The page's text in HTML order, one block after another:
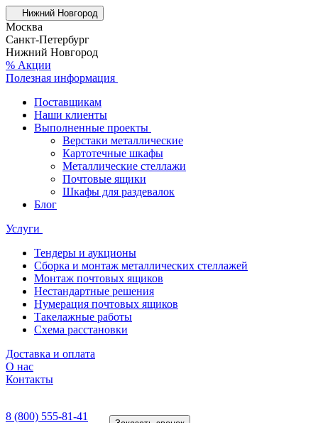
Нижний Новгород
Москва
Санкт-Петербург
Нижний Новгород
% Акции
Полезная информация
Поставщикам
Наши клиенты
Выполненные проекты
Верстаки металлические
Картотечные шкафы
Металлические стеллажи
Почтовые ящики
Шкафы для раздевалок
Блог
Услуги
Тендеры и аукционы
Сборка и монтаж металлических стеллажей
Монтаж почтовых ящиков
Нестандартные решения
Нумерация почтовых ящиков
Такелажные работы
Схема расстановки
Доставка и оплата
О нас
Контакты
8 (800) 555-81-41